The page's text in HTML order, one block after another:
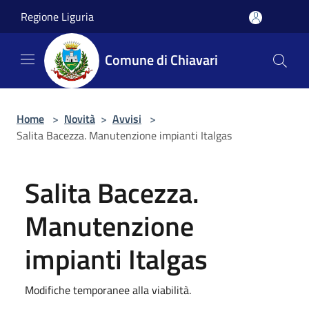
Regione Liguria
Comune di Chiavari
Home > Novità > Avvisi >
Salita Bacezza. Manutenzione impianti Italgas
Salita Bacezza.
Manutenzione
impianti Italgas
Modifiche temporanee alla viabilità.